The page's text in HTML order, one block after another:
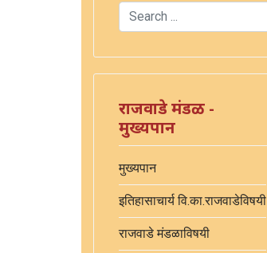
Search
राजवाडे मंडळ -
मुख्यपान
मुख्यपान
इतिहासाचार्य वि.का.राजवाडेविषयी
राजवाडे मंडळाविषयी